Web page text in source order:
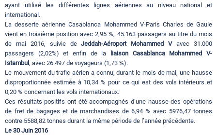
ayant utilisé les différentes lignes aériennes au niveau national et
international.
La desserte aérienne Casablanca Mohammed V-Paris Charles de Gaule
vient en troisième position avec 2,95 %, 45.163 passagers au titre du mois
de mai 2016, suivie deJeddah-Aéroport Mohammed Vavec 31.000
passagers (2,02%) et enfin de la
liaison Casablanca Mohammed V-
Istambul , avec 26.497 de voyageurs (1,73 %).
Le mouvement du trafic aérien a connu, durant le mois de mai, une hausse
disproportionnée estimée à 10,34 % pour ce qui est des vols intérieurs et
0,20 % concernant les vols internationaux.
Ces résultats positifs ont été accompagnés d’une hausse des opérations
de fret de bagages et de marchandises de 6,94 % avec 5976,47 tonnes
contre 5588,82 tonnes durant la même période de l’année précédente.
Le 30 Juin 2016